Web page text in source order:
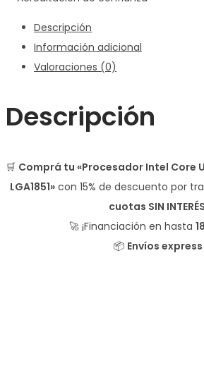
Descripción
Información adicional
Valoraciones (0)
Descripción
🛒 Comprá tu «Procesador Intel Core
LGA1851» con 15% de descuento por
cuotas SIN INTERÉS
🚀 ¡Financiación en hasta
📦 Envíos express